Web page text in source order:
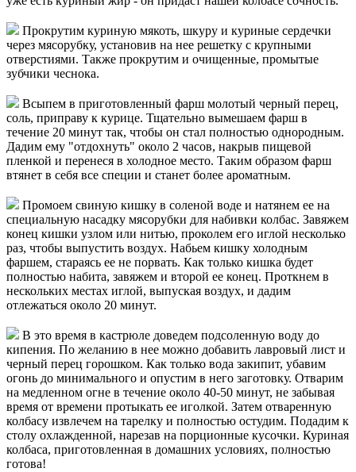
Прокрутим куриную мякоть, шкуру и куриные сердечки
через мясорубку, установив на нее решетку с крупными
отверстиями. Также прокрутим и очищенные, промытые
зубчики чеснока.
Всыпем в приготовленный фарш молотый черный перец,
соль, приправу к курице. Тщательно вымешаем фарш в
течение 20 минут так, чтобы он стал полностью однородным.
Дадим ему "отдохнуть" около 2 часов, накрыв пищевой
пленкой и перенеся в холодное место. Таким образом фарш
втянет в себя все специи и станет более ароматным.
Промоем свиную кишку в соленой воде и натянем ее на
специальную насадку мясорубки для набивки колбас. Завяжем
конец кишки узлом или нитью, проколем его иглой несколько
раз, чтобы выпустить воздух. Набьем кишку холодным
фаршем, стараясь ее не порвать. Как только кишка будет
полностью набита, завяжем и второй ее конец. Проткнем в
нескольких местах иглой, выпуская воздух, и дадим
отлежаться около 20 минут.
В это время в кастрюле доведем подсоленную воду до
кипения. По желанию в нее можно добавить лавровый лист и
черный перец горошком. Как только вода закипит, убавим
огонь до минимального и опустим в него заготовку. Отварим
на медленном огне в течение около 40-50 минут, не забывая
время от времени протыкать ее иголкой. Затем отваренную
колбасу извлечем на тарелку и полностью остудим. Подадим к
столу охлажденной, нарезав на порционные кусочки. Куриная
колбаса, приготовленная в домашних условиях, полностью
готова!